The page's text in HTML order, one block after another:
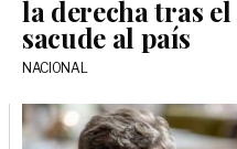
la derecha tras
sacude al país
NACIONAL